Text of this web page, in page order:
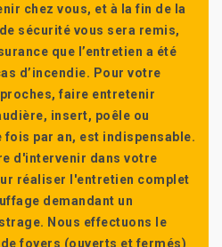
chez vous, et à la fin de la
sécurité vous sera remis,
que l’entretien a été
d’incendie. Pour votre
faire entretenir
insert, poêle ou
fois par an, est indispensable.
d'intervenir dans votre
réaliser l'entretien complet
demandant un
Nous effectuons le
foyers (ouverts et fermés)